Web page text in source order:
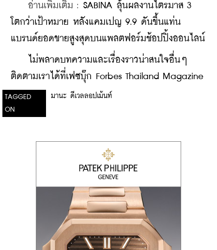
อ่านเพิ่มเติม : SABINA ลุ้นผลงานไตรมาส 3
โตกว่าเป้าหมาย หลังแคมเปญ 9.9 ดันขึ้นแท่น
แบรนด์ยอดขายสูงสุดบนแพลตฟอร์มช้อปปิ้งออนไลน์
ไม่พลาดบทความและเรื่องราวน่าสนใจอื่นๆ
ติดตามเราได้ที่เฟซบุ๊ก Forbes Thailand Magazine
TAGGED
ON
มานะ ดีเวลลอปเม้นท์